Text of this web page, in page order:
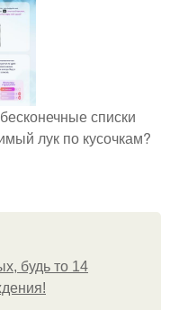
списки
лук по кусочкам?
будь то 14